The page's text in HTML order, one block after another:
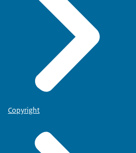
Copyright